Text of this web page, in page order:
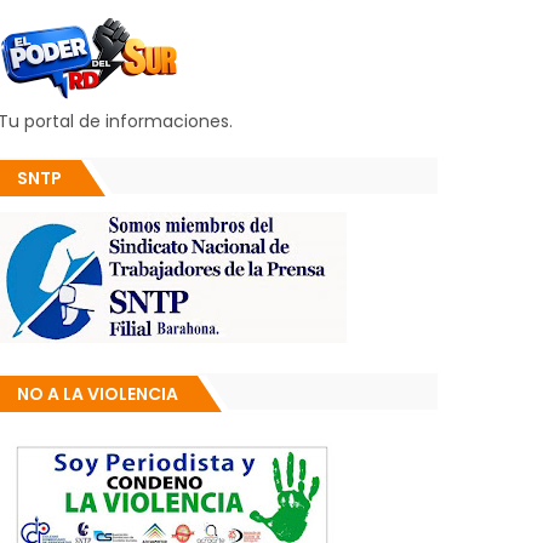
Tu portal de informaciones.
SNTP
NO A LA VIOLENCIA